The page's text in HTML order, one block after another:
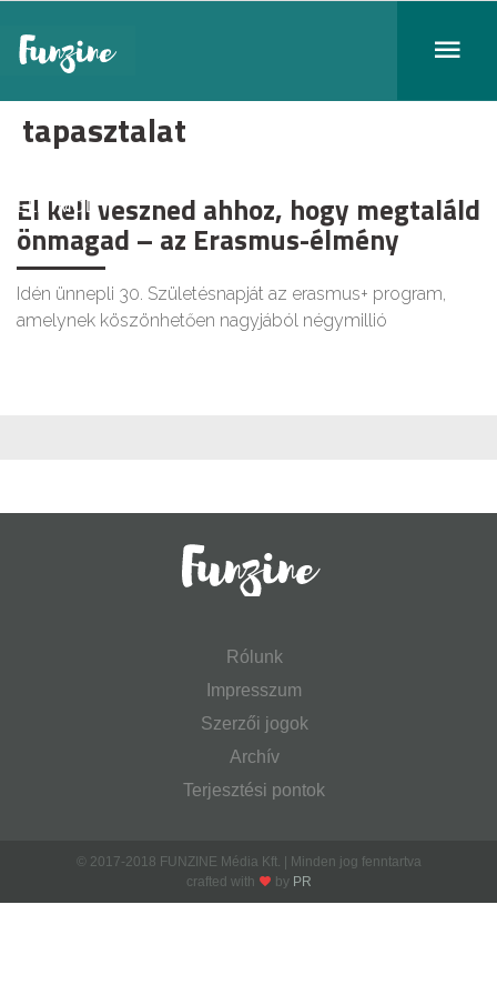
tapasztalat
ÉLETMÓD
El kell veszned ahhoz, hogy megtaláld
önmagad – az Erasmus-élmény
Idén ünnepli 30. Születésnapját az erasmus+ program,
amelynek köszönhetően nagyjából négymillió
Rólunk
Impresszum
Szerzői jogok
Archív
Terjesztési pontok
© 2017-2018 FUNZINE Média Kft. | Minden jog fenntartva
crafted with
by PR